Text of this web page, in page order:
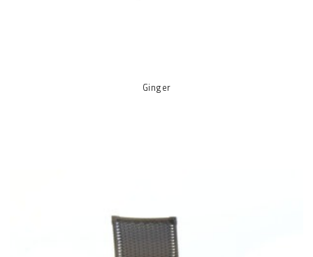
Ginger